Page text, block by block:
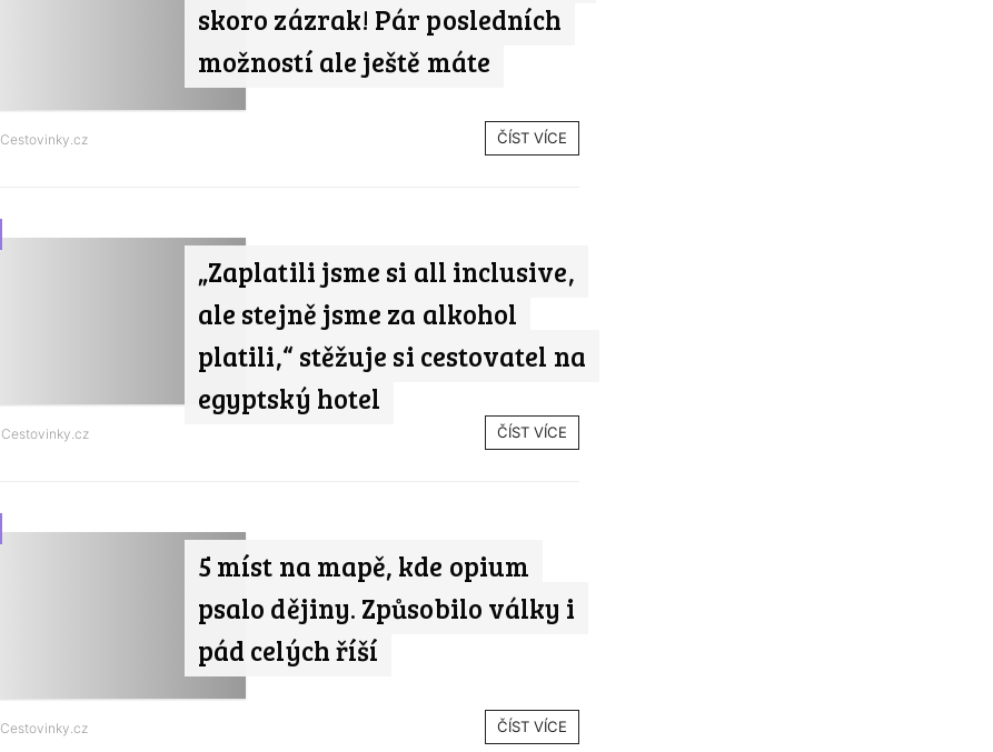
skoro zázrak! Pár posledních
možností ale ještě máte
Cestovinky.cz ČÍST VÍCE
„Zaplatili jsme si all inclusive,
ale stejně jsme za alkohol
platili,“ stěžuje si cestovatel na
egyptský hotel
Cestovinky.cz ČÍST VÍCE
5 míst na mapě, kde opium
psalo dějiny. Způsobilo války i
pád celých říší
Cestovinky.cz ČÍST VÍCE